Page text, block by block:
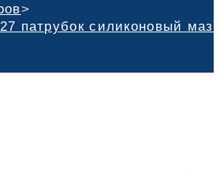
>
патрубок силиконовый